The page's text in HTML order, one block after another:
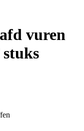
vuren
stuks